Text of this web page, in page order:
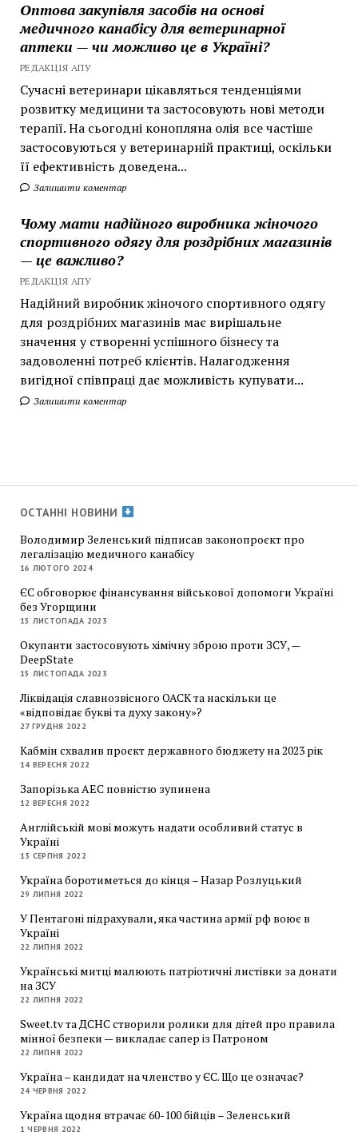
Оптова закупівля засобів на основі
медичного канабісу для ветеринарної
аптеки — чи можливо це в Україні?
РЕДАКЦІЯ АПУ
Сучасні ветеринари цікавляться тенденціями
розвитку медицини та застосовують нові методи
терапії. На сьогодні конопляна олія все частіше
застосовуються у ветеринарній практиці, оскільки
її ефективність доведена...
Залишити коментар
Чому мати надійного виробника жіночого
спортивного одягу для роздрібних магазинів
— це важливо?
РЕДАКЦІЯ АПУ
Надійний виробник жіночого спортивного одягу
для роздрібних магазинів має вирішальне
значення у створенні успішного бізнесу та
задоволенні потреб клієнтів. Налагодження
вигідної співпраці дає можливість купувати...
Залишити коментар
ОСТАННІ НОВИНИ
Володимир Зеленський підписав законопроєкт про
легалізацію медичного канабісу
16 ЛЮТОГО 2024
ЄС обговорює фінансування військової допомоги Україні
без Угорщини
15 ЛИСТОПАДА 2023
Окупанти застосовують хімічну зброю проти ЗСУ, —
DeepState
15 ЛИСТОПАДА 2023
Ліквідація славнозвісного ОАСК та наскільки це
«відповідає букві та духу закону»?
27 ГРУДНЯ 2022
Кабмін схвалив проєкт державного бюджету на 2023 рік
14 ВЕРЕСНЯ 2022
Запорізька АЕС повністю зупинена
12 ВЕРЕСНЯ 2022
Англійській мові можуть надати особливий статус в
Україні
13 СЕРПНЯ 2022
Україна боротиметься до кінця – Назар Розлуцький
29 ЛИПНЯ 2022
У Пентагоні підрахували, яка частина армії рф воює в
Україні
22 ЛИПНЯ 2022
Українські митці малюють патріотичні листівки за донати
на ЗСУ
22 ЛИПНЯ 2022
Sweet.tv та ДСНС створили ролики для дітей про правила
мінної безпеки — викладає сапер із Патроном
22 ЛИПНЯ 2022
Україна – кандидат на членство у ЄС. Що це означає?
24 ЧЕРВНЯ 2022
Україна щодня втрачає 60-100 бійців – Зеленський
1 ЧЕРВНЯ 2022